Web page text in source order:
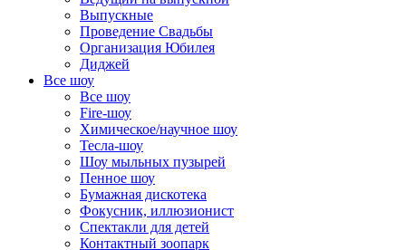
Выпускные
Проведение Свадьбы
Организация Юбилея
Диджей
Все шоу
Все шоу
Fire-шоу
Химическое/научное шоу
Тесла-шоу
Шоу мыльных пузырей
Пенное шоу
Бумажная дискотека
Фокусник, иллюзионист
Спектакли для детей
Контактный зоопарк